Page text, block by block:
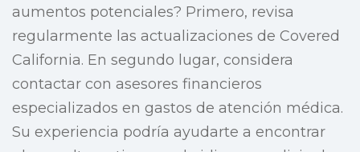
aumentos potenciales? Primero, revisa
regularmente las actualizaciones de Covered
California. En segundo lugar, considera
contactar con asesores financieros
especializados en gastos de atención médica.
Su experiencia podría ayudarte a encontrar